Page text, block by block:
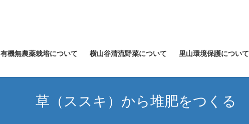
有機無農薬栽培について 横山谷清流野菜について 里山環境保護について
草（ススキ）から堆肥をつくる